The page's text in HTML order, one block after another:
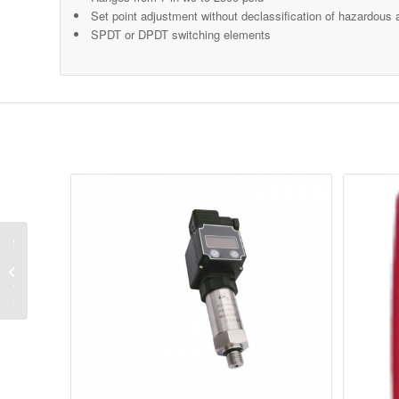
Set point adjustment without declassification of hazardous
SPDT or DPDT switching elements
–